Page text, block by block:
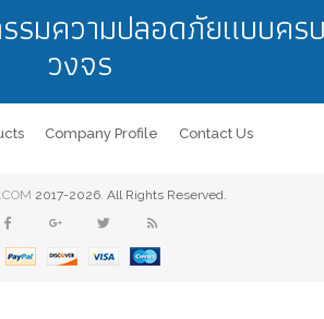
รมความปลอดภัยแบบคร
วงจร
Company Profile Contact Us
2017-2026. All Rights Reserved.